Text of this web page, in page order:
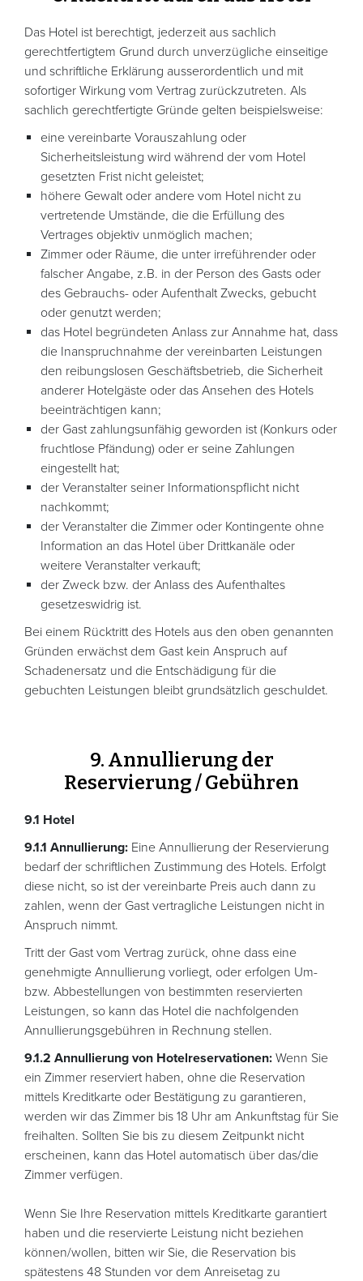
Das Hotel ist berechtigt, jederzeit aus sachlich
gerechtfertigtem Grund durch unverzügliche einseitige
und schriftliche Erklärung ausserordentlich und mit
sofortiger Wirkung vom Vertrag zurückzutreten. Als
sachlich gerechtfertigte Gründe gelten beispielsweise:
eine vereinbarte Vorauszahlung oder
Sicherheitsleistung wird während der vom Hotel
gesetzten Frist nicht geleistet;
höhere Gewalt oder andere vom Hotel nicht zu
vertretende Umstände, die die Erfüllung des
Vertrages objektiv unmöglich machen;
Zimmer oder Räume, die unter irreführender oder
falscher Angabe, z.B. in der Person des Gasts oder
des Gebrauchs- oder Aufenthalt Zwecks, gebucht
oder genutzt werden;
das Hotel begründeten Anlass zur Annahme hat, dass
die Inanspruchnahme der vereinbarten Leistungen
den reibungslosen Geschäftsbetrieb, die Sicherheit
anderer Hotelgäste oder das Ansehen des Hotels
beeinträchtigen kann;
der Gast zahlungsunfähig geworden ist (Konkurs oder
fruchtlose Pfändung) oder er seine Zahlungen
eingestellt hat;
der Veranstalter seiner Informationspflicht nicht
nachkommt;
der Veranstalter die Zimmer oder Kontingente ohne
Information an das Hotel über Drittkanäle oder
weitere Veranstalter verkauft;
der Zweck bzw. der Anlass des Aufenthaltes
gesetzeswidrig ist.
Bei einem Rücktritt des Hotels aus den oben genannten
Gründen erwächst dem Gast kein Anspruch auf
Schadenersatz und die Entschädigung für die
gebuchten Leistungen bleibt grundsätzlich geschuldet.
9. Annullierung der
Reservierung / Gebühren
9.1 Hotel
9.1.1 Annullierung: Eine Annullierung der Reservierung
bedarf der schriftlichen Zustimmung des Hotels. Erfolgt
diese nicht, so ist der vereinbarte Preis auch dann zu
zahlen, wenn der Gast vertragliche Leistungen nicht in
Anspruch nimmt.
Tritt der Gast vom Vertrag zurück, ohne dass eine
genehmigte Annullierung vorliegt, oder erfolgen Um-
bzw. Abbestellungen von bestimmten reservierten
Leistungen, so kann das Hotel die nachfolgenden
Annullierungsgebühren in Rechnung stellen.
9.1.2 Annullierung von Hotelreservationen: Wenn Sie
ein Zimmer reserviert haben, ohne die Reservation
mittels Kreditkarte oder Bestätigung zu garantieren,
werden wir das Zimmer bis 18 Uhr am Ankunftstag für Sie
freihalten. Sollten Sie bis zu diesem Zeitpunkt nicht
erscheinen, kann das Hotel automatisch über das/die
Zimmer verfügen.
Wenn Sie Ihre Reservation mittels Kreditkarte garantiert
haben und die reservierte Leistung nicht beziehen
können/wollen, bitten wir Sie, die Reservation bis
spätestens 48 Stunden vor dem Anreisetag zu